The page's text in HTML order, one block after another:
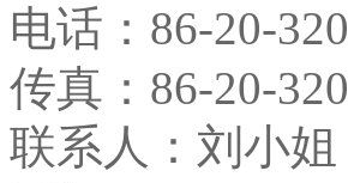
电话： 86-20-
传真： 86-20-
联系人：刘小姐